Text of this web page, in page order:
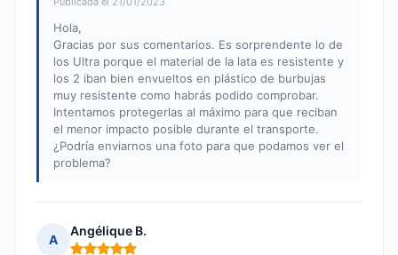
Hola,
Gracias por sus comentarios. Es sorprendente lo de
los Ultra porque el material de la lata es resistente y
los 2 iban bien envueltos en plástico de burbujas
muy resistente como habrás podido comprobar.
Intentamos protegerlas al máximo para que reciban
el menor impacto posible durante el transporte.
¿Podría enviarnos una foto para que podamos ver el
problema?
A
Angélique B.